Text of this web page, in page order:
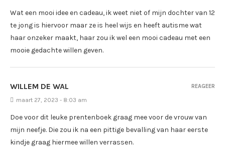
Wat een mooi idee en cadeau, ik weet niet of mijn dochter van 12
te jong is hiervoor maar ze is heel wijs en heeft autisme wat
haar onzeker maakt, haar zou ik wel een mooi cadeau met een
mooie gedachte willen geven.
WILLEM DE WAL
maart 27, 2023 - 8:03 am
Doe voor dit leuke prentenboek graag mee voor de vrouw van
mijn neefje. Die zou ik na een pittige bevalling van haar eerste
kindje graag hiermee willen verrassen.
REAGEER